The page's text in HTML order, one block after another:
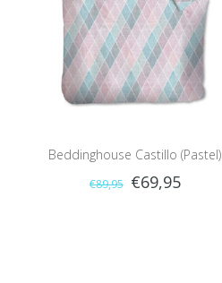
Beddinghouse Castillo (Pastel)
€89,95 €69,95